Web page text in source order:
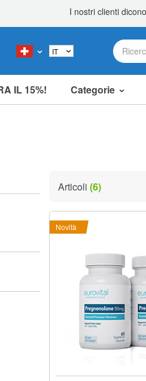
IL 15%! Categorie
Articoli (6)
Novità